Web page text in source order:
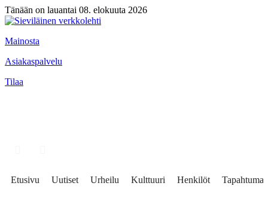
Tänään on lauantai 08. elokuuta 2026
Mainosta
Asiakaspalvelu
Tilaa
Etusivu Uutiset Urheilu Kulttuuri Henkilöt Tapahtumat